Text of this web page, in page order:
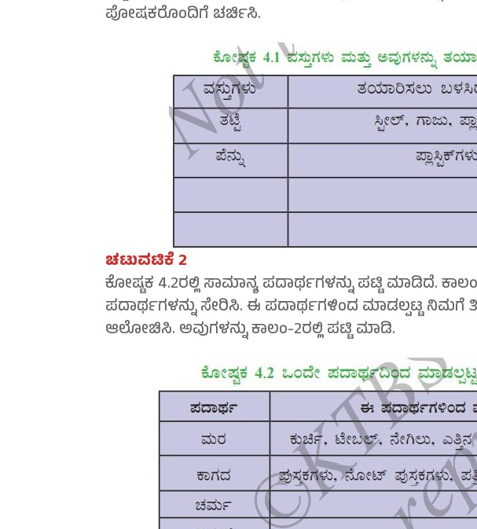
ಪೋಷಕರೊಂದಿಗೆ ಚರ್ಚಿಸಿ.
ಚಟುವಟಿಕೆ 2
ಕೋಷ್ಟಕ 4.2ರಲ್ಲಿ ಸಾಮಾನ್ಯ ಪದಾರ್ಥಗಳನ್ನು ಪಟ್ಟಿ ಮಾಡಿದೆ.
ಪದಾರ್ಥಗಳನ್ನು ಸೇರಿಸಿ. ಈ ಪದಾರ್ಥಗಳಿಂದ ಮಾಡಲ್ಪಟ್ಟ ನಿಮಗೆ
ಆಲೋಚಿಸಿ. ಅವುಗಳನ್ನು ಕಾಲಂ-2ರಲ್ಲಿ ಪಟ್ಟಿ ಮಾಡಿ.